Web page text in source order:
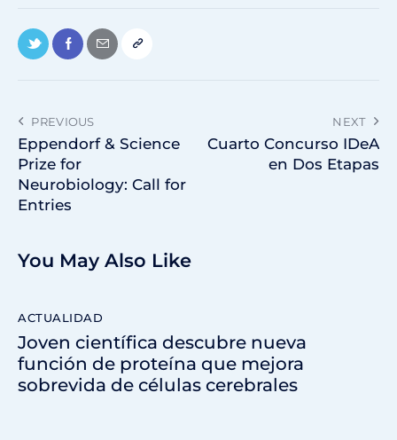
PREVIOUS
Eppendorf & Science
Prize for
Neurobiology: Call for
Entries
NEXT
Cuarto Concurso IDeA
en Dos Etapas
You May Also Like
ACTUALIDAD
Joven científica descubre nueva
función de proteína que mejora
sobrevida de células cerebrales